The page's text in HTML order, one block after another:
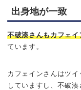
出身地が一致
不破湊さんもカフェ
ています。
カフェインさんはツ
していますし、不破